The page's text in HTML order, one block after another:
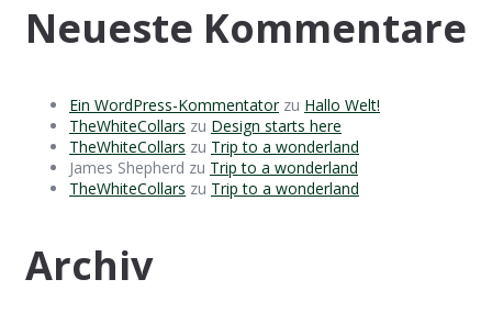
Neueste Kommentare
Ein WordPress-Kommentatorzu Hallo Welt!
TheWhiteCollars zu Design starts here
TheWhiteCollars zu Trip to a wonderland
James Shepherd zu Trip to a wonderland
TheWhiteCollars zu Trip to a wonderland
Archiv